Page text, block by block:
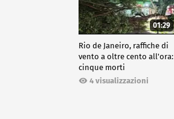
01:29
Rio de Janeiro, raffiche di
vento a oltre cento all'ora:
cinque morti
4 visualizzazioni